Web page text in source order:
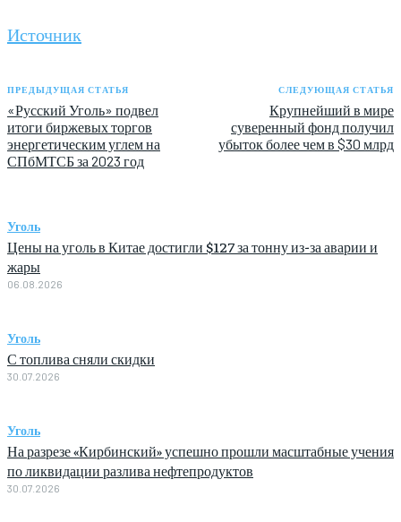
Источник
ПРЕДЫДУЩАЯ СТАТЬЯ
«Русский Уголь» подвел
итоги биржевых торгов
энергетическим углем на
СПбМТСБ за 2023 год
СЛЕДУЮЩАЯ СТАТЬЯ
Крупнейший в мире
суверенный фонд получил
убыток более чем в $30 млрд
Уголь
Цены на уголь в Китае достигли $127 за тонну из-за аварии и
жары
06.08.2026
Уголь
С топлива сняли скидки
30.07.2026
Уголь
На разрезе «Кирбинский» успешно прошли масштабные учения
по ликвидации разлива нефтепродуктов
30.07.2026